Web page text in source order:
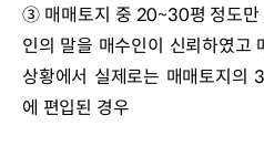
③ 매매토지 중 20~30평 정도만
인의 말을 매수인이 신뢰하였고
상황에서 실제로는 매매토지
에 편입된 경우